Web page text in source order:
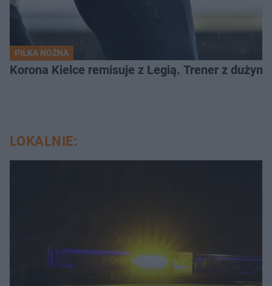
PIŁKA NOŻNA
Korona Kielce remisuje z Legią. Trener z dużym
LOKALNIE: